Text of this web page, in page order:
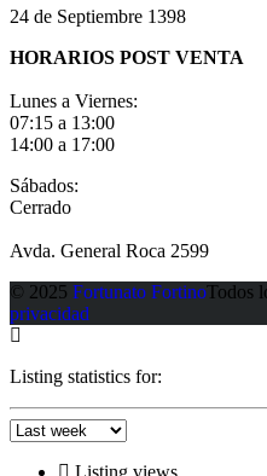
24 de Septiembre 1398
HORARIOS POST VENTA
Lunes a Viernes:
07:15 a 13:00
14:00 a 17:00
Sábados:
Cerrado
Avda. General Roca 2599
© 2025 Fortunato FortinoTodos
privacidad
Listing statistics for:
Listing views